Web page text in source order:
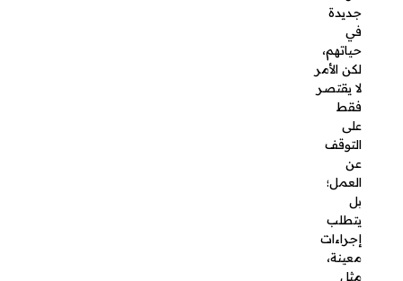
بل يتطلب
إجراءات
معينة،
مثل كتابة
خطاب
رسمي،
والتأكد من
استيفاء
الشروط
المطلوبة،
وكذلك
تجهيز
المستندا